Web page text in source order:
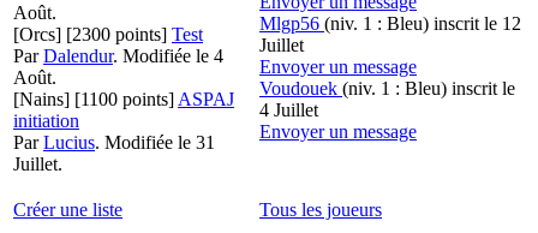
Août.
[Orcs] [2300 points] Test
ParDalendur. Modifiée le 4
Août.
[Nains] [1100 points] ASPAJ
initiation
ParLucius. Modifiée le 31
Juillet.
Mlgp56 (niv. 1 : Bleu) inscrit le 12
Juillet
Envoyer un message
Voudouek (niv. 1 : Bleu) inscrit le
4 Juillet
Envoyer un message
Créer une liste Tous les joueurs